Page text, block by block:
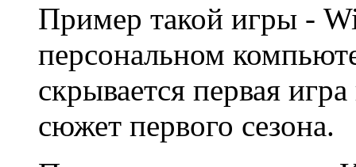
Пример такой игры -
персональном
скрывается первая
сюжет первого сезона.